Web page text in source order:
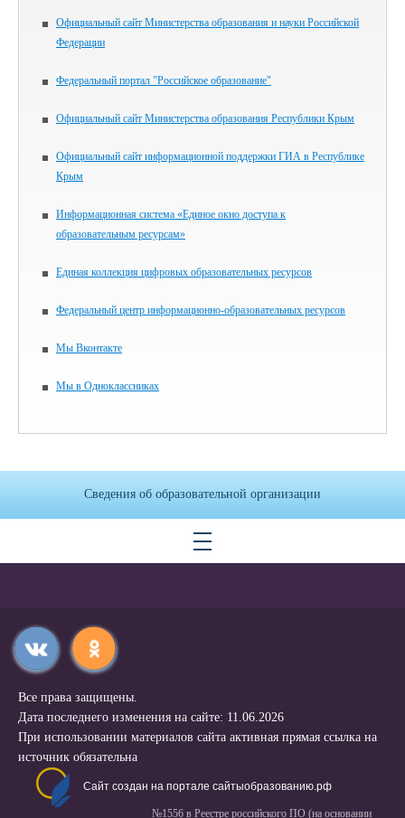
Официальный сайт Министерства образования и науки Российской
Федерации
Федеральный портал "Российское образование"
Официальный сайт Министерства образования Республики Крым
Официальный сайт информационной поддержки ГИА в Республике
Крым
Информационная система «Единое окно доступа к
образовательным ресурсам»
Единая коллекция цифровых образовательных ресурсов
Федеральный центр информационно-образовательных ресурсов
Мы Вконтакте
Мы в Одноклассниках
Сведения об образовательной организации
Все права защищены.
Дата последнего изменения на сайте: 11.06.2026
При использовании материалов сайта активная прямая ссылка на
источник обязательна
Сайт создан на портале сайтыобразованию.рф
№1556 в Реестре российского ПО (на основании